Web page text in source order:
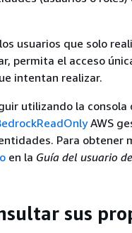
usuarios que solo
permita el acceso
intentan realizar.
utilizando la consola
AWS
Para obtener
en la Guía del usuario
sus